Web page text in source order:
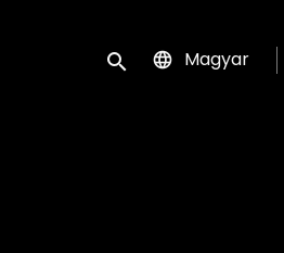
Keresés indítása
Magyar